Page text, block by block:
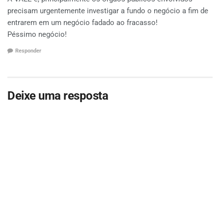
precisam urgentemente investigar a fundo o negócio a fim de
entrarem em um negócio fadado ao fracasso!
Péssimo negócio!
Responder
Deixe uma resposta